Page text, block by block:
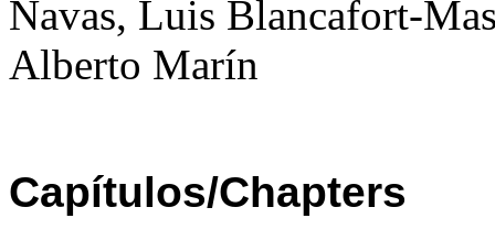
Navas, Luis Blancafort-
Alberto Marín
Capítulos/Chapters